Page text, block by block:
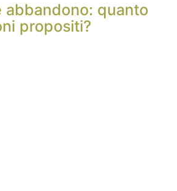
abbandono: quanto
propositi?